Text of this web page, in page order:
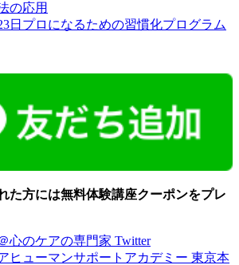
の応用
日プロになるための習慣化プログラム
た方には無料体験講座クーポンをプレ